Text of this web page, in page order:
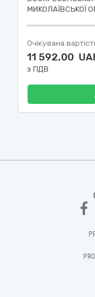
МИКОЛАЇВСЬКОЇ
Очікувана
11 592,00
з ПДВ